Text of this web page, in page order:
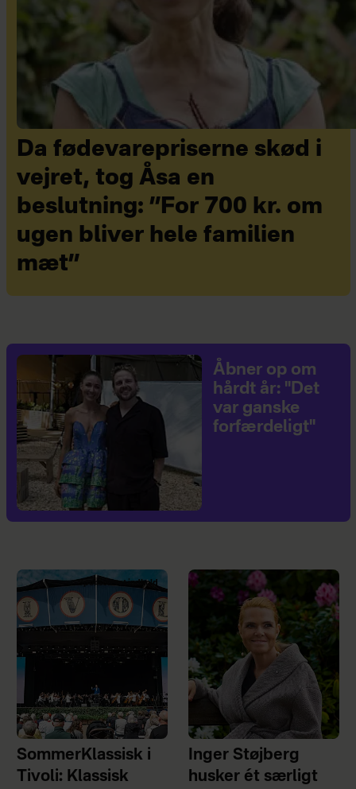
Da fødevarepriserne skød i
vejret, tog Åsa en
beslutning: ”For 700 kr. om
ugen bliver hele familien
mæt”
Åbner op om
hårdt år: "Det
var ganske
forfærdeligt"
Sponsoreret indhold
SommerKlassisk i
Tivoli: Klassisk
Inger Støjberg
husker ét særligt